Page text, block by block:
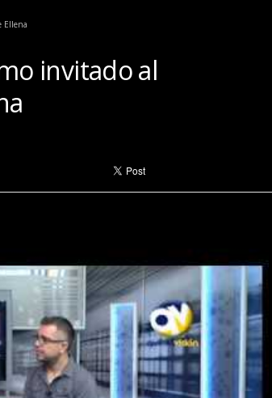
Ellena
invitado al